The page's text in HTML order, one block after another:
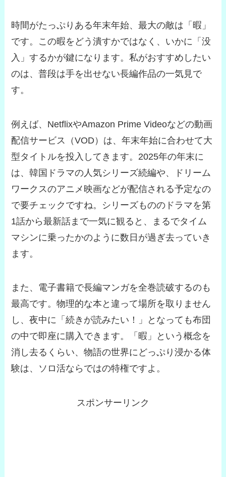
時間がたっぷりある年末年始、最大の敵は「暇」
です。この暇をどう潰すかではなく、いかに「没
入」するかが鍵になります。私がおすすめしたい
のは、普段は手を出せない長編作品の一気見で
す。
例えば、NetflixやAmazon Prime Videoなどの動画
配信サービス（VOD）は、年末年始に合わせて大
型タイトルを投入してきます。2025年の年末に
は、韓国ドラマの人気シリーズ続編や、ドリーム
ワークスのアニメ映画などが配信される予定なの
で要チェックですね。シリーズもののドラマを第
1話から最新話まで一気に観ると、まるでタイム
マシンに乗ったかのように数日が過ぎ去っていき
ます。
また、電子書籍で長編マンガを全巻読破するのも
最高です。物理的な本と違って場所を取りません
し、夜中に「続きが読みたい！」となっても布団
の中で即座に購入できます。
「暇」という概念を
消し去るくらい、物語の世界にどっぷり浸かる体
験は、ソロ活ならではの特権ですよ。
スポンサーリンク